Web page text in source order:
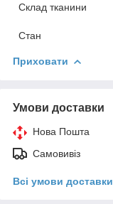
Склад тканини
Стан
Приховати
Умови доставки
Нова Пошта
Самовивіз
Всі умови доставки